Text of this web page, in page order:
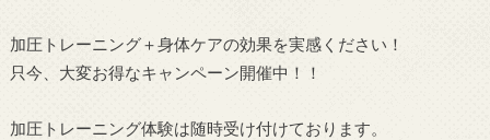
加圧トレーニング＋身体ケアの効果を実感ください！
只今、大変お得なキャンペーン開催中！！
加圧トレーニング体験は随時受け付けております。